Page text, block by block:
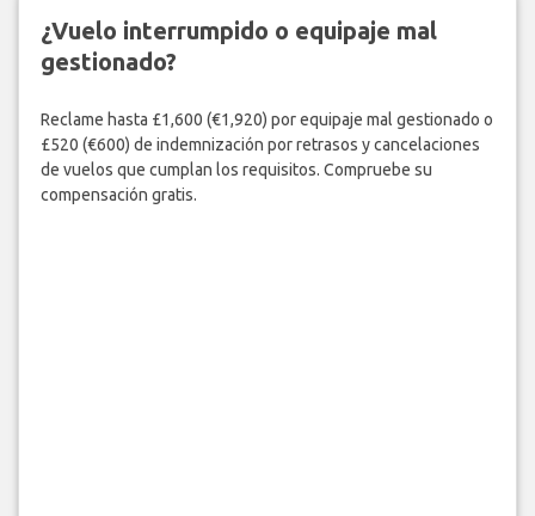
¿Vuelo interrumpido o equipaje mal
gestionado?
Reclame hasta £1,600 (€1,920) por equipaje mal gestionado o
£520 (€600) de indemnización por retrasos y cancelaciones
de vuelos que cumplan los requisitos. Compruebe su
compensación gratis.